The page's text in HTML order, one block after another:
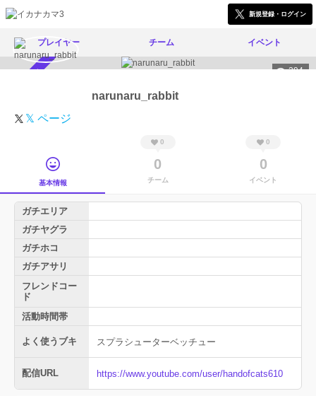
新規登録・ログイン
プレイヤー チーム イベント
294
narunaru_rabbit
𝕏 ページ
基本情報
0
0
チーム
0
0
イベント
ガチエリア
ガチヤグラ
ガチホコ
ガチアサリ
フレンドコー
ド
活動時間帯
よく使うブキ スプラシューターベッチュー
配信URL https://www.youtube.com/user/handofcats610